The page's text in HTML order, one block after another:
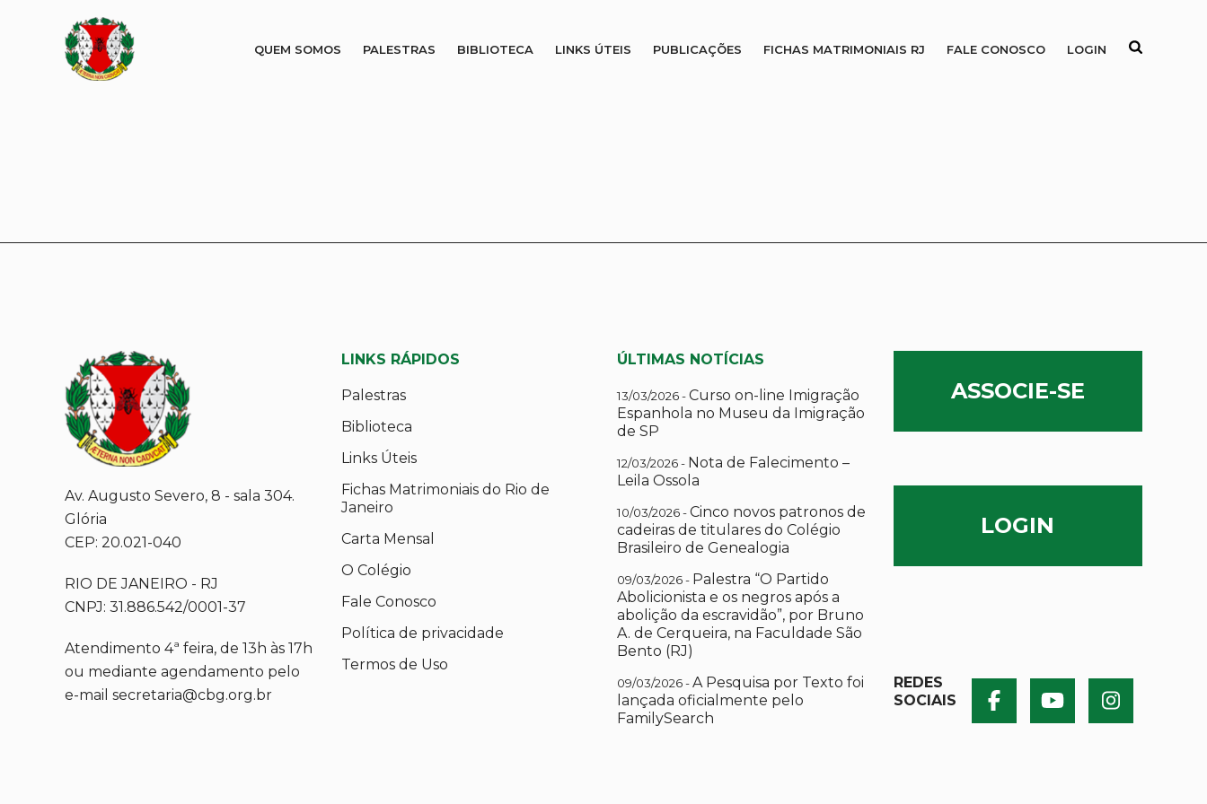
QUEM SOMOS PALESTRAS BIBLIOTECA LINKS ÚTEIS PUBLICAÇÕES FICHAS MATRIMONIAIS RJ FALE CONOSCO LOGIN
Av. Augusto Severo, 8 - sala 304.
Glória
CEP: 20.021-040
RIO DE JANEIRO - RJ
CNPJ: 31.886.542/0001-37
Atendimento 4ª feira, de 13h às 17h
ou mediante agendamento pelo
e-mail secretaria@cbg.org.br
LINKS RÁPIDOS
Palestras
Biblioteca
Links Úteis
Fichas Matrimoniais do Rio de
Janeiro
Carta Mensal
O Colégio
Fale Conosco
Política de privacidade
Termos de Uso
ÚLTIMAS NOTÍCIAS
13/03/2026 -Curso on-line Imigração
Espanhola no Museu da Imigração
de SP
12/03/2026 - Nota de Falecimento –
Leila Ossola
10/03/2026 -Cinco novos patronos de
cadeiras de titulares do Colégio
Brasileiro de Genealogia
09/03/2026 - Palestra “O Partido
Abolicionista e os negros após a
abolição da escravidão”, por Bruno
A. de Cerqueira, na Faculdade São
Bento (RJ)
09/03/2026 -A Pesquisa por Texto foi
lançada oficialmente pelo
FamilySearch
ASSOCIE-SE
LOGIN
REDES
SOCIAIS